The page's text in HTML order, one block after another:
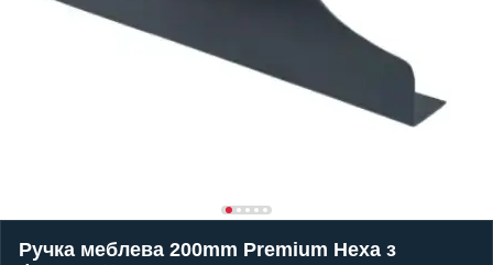
Ручка меблева 200mm Premium Hexa з